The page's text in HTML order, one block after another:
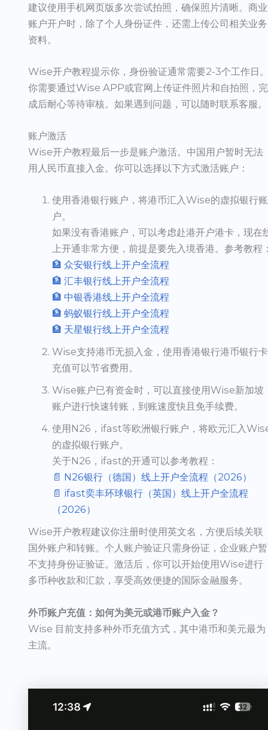
建议使用手机网页版多次尝试拍照，确保照片清晰。商业
账户开户时，除了个人身份证件，还需上传公司相关业务
资料。
Wise开户教程提示你，身份验证通常需要2-3个工作日
你需要通过Wise APP或官网上传证件照片和自拍照，完
成后耐心等待审核。如果遇到问题，可以随时联系客服。
账户激活
Wise开户教程最后一步是账户激活。中国用户暂时无法
用人民币直接入金。你可以选择以下方式激活账户：
使用香港银行账户，将港币汇入Wise的虚拟银行账
户。
如果没有香港账户，可以考虑赴港开户港卡，现在
上开通非常方便，前提是要先入境香港。参考教程
🏦 众安银行线上开户全流程
🏦 汇丰银行线上开户全流程
🏦 中银香港线上开户全流程
🏦 蚂蚁银行线上开户全流程
🏦 天星银行线上开户全流程
Wise支持港币无损入金，使用香港银行港币银行卡
充值可以节省费用。
Wise账户已有资金时，可以直接使用Wise新加坡
账户进行快速转账，到账速度快且免手续费。
使用N26，ifast等欧洲银行账户，将欧元汇入
的虚拟银行账户。
关于N26，ifast的开通可以参考教程：
📄 N26银行（德国）线上开户全流程（2026）
📄 ifast奕丰环球银行（英国）线上开户全流程
（2026）
Wise开户教程建议你注册时使用英文名，方便后续关联
国外账户和转账。个人账户验证只需身份证，企业账户暂
不支持身份证验证。激活后，你可以开始使用Wise进行
多币种收款和汇款，享受高效便捷的国际金融服务。
外币账户充值：如何为美元或港币账户入金？
Wise 目前支持多种外币充值方式，其中港币和美元最为
主流。